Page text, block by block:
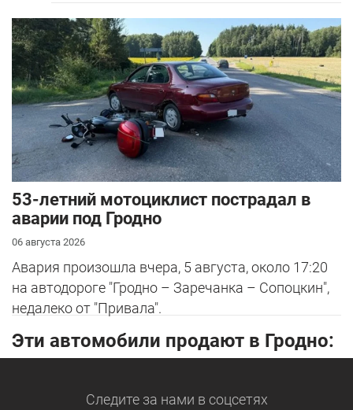
53-летний мотоциклист пострадал в
аварии под Гродно
06 августа 2026
Авария произошла вчера, 5 августа, около 17:20
на автодороге "Гродно – Заречанка – Сопоцкин",
недалеко от "Привала".
Эти автомобили продают в Гродно:
Следите за нами в соцсетях